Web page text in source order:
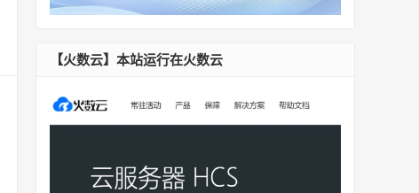
【火数云】本站运行在火数云